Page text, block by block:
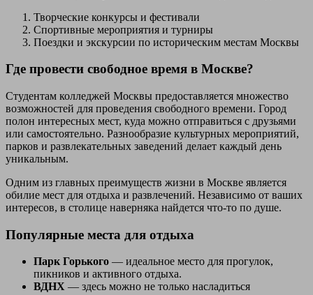
Творческие конкурсы и фестивали
Спортивные мероприятия и турниры
Поездки и экскурсии по историческим местам Москвы
Где провести свободное время в Москве?
Студентам колледжей Москвы предоставляется множество
возможностей для проведения свободного времени. Город
полон интересных мест, куда можно отправиться с друзьями
или самостоятельно. Разнообразие культурных мероприятий,
парков и развлекательных заведений делает каждый день
уникальным.
Одним из главных преимуществ жизни в Москве является
обилие мест для отдыха и развлечений. Независимо от ваших
интересов, в столице наверняка найдется что-то по душе.
Популярные места для отдыха
Парк Горького — идеальное место для прогулок,
пикников и активного отдыха.
ВДНХ — здесь можно не только насладиться